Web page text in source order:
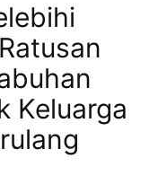
Keluarga